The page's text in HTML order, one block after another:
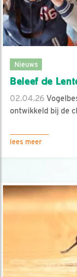
Nieuws
Beleef de
02.04.26
ontwikkeld bij de
lees meer